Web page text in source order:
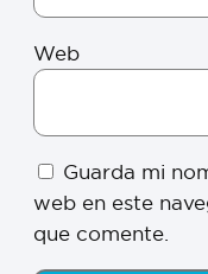
Web
Guarda mi
web en este
que comente.